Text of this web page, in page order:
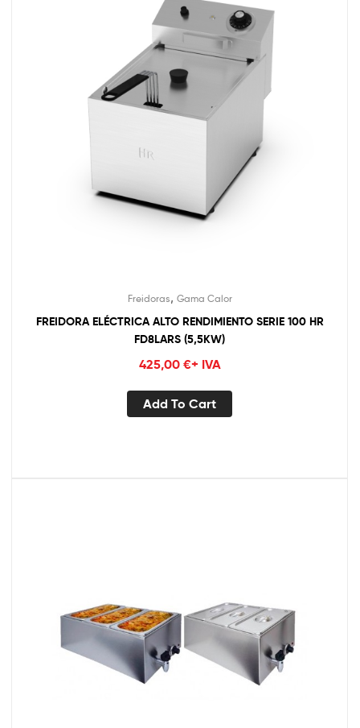
Freidoras, Gama Calor
FREIDORA ELÉCTRICA ALTO RENDIMIENTO SERIE 100 HR
FD8LARS (5,5KW)
425,00 €+ IVA
Add To Cart